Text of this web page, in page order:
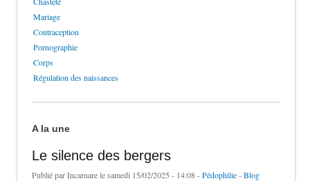
Mariage
Contraception
Pornographie
Corps
Régulation des naissances
A la une
Le silence des bergers
Publié parIncarnarele samedi 15/02/2025 - 14:08 -Pédophilie-Blog